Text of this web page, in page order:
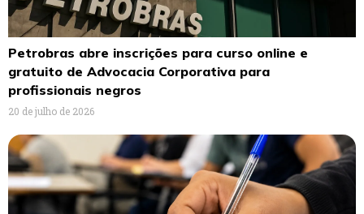
Petrobras abre inscrições para curso online e
gratuito de Advocacia Corporativa para
profissionais negros
20 de julho de 2026